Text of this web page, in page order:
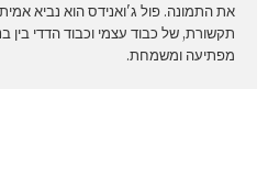
את התמונה. פול ג'ואנידס הוא נביא
תקשורת, של כבוד עצמי וכבוד הדדי בין
מפתיעה ומשמחת.